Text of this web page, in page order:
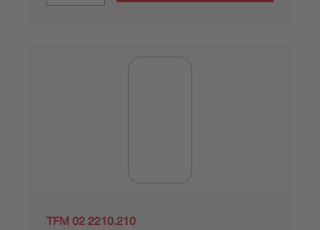
TFM 02 2210.210